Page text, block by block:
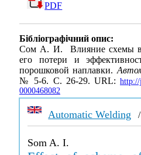
PDF
Бібліографічний опис:
Сом А. И. Влияние схемы
его потери и
порошковой наплавки.
№ 5-6. С. 26-29. URL: http://
0000468082
Automatic Welding
Som A. I.